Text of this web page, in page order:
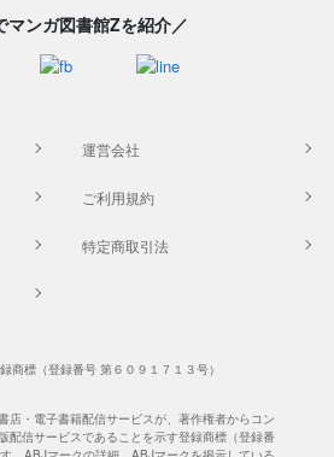
マンガ図書館Zを紹介／
運営会社
ご利用規約
特定商取引法
店・電子書籍配信サービスが、著作権者からコン
配信サービスであることを示す登録商標（登録番